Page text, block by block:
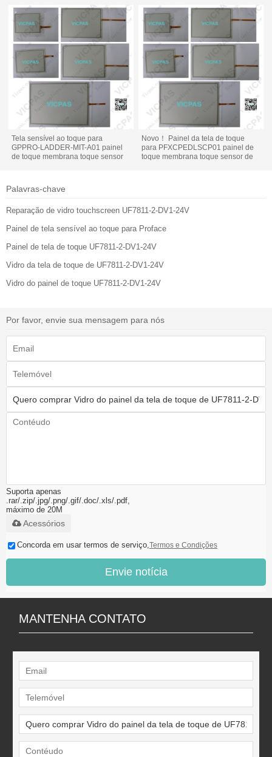
Tela sensível ao toque para
GPPRO-LADDER-MIT-A01 painel
de toque membrana toque sensor
Novo！ Painel da tela de toque
para PFXCPEDLSCP01 painel de
toque membrana toque sensor de
Palavras-chave
Reparação de vidro touchscreen UF7811-2-DV1-24V
Painel de tela sensível ao toque para Proface
Painel de tela de toque UF7811-2-DV1-24V
Vidro da tela de toque de UF7811-2-DV1-24V
Vidro do painel de toque UF7811-2-DV1-24V
Por favor, envie sua mensagem para nós
Suporta apenas
.rar/.zip/.jpg/.png/.gif/.doc/.xls/.pdf,
máximo de 20M
Acessórios
Concorda em usar termos de serviço, Termos e Condições
Envie notícia
MANTENHA CONTATO